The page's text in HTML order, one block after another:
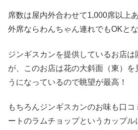
席数は屋内外合わせて1,000席以上
外席ならわんちゃん連れでもOKと
ジンギスカンを提供しているお店
が、このお店は花の大斜面（東）を
うになっているので眺望が最高！
もちろんジンギスカンのお味も口
ートのラムチョップというカップ